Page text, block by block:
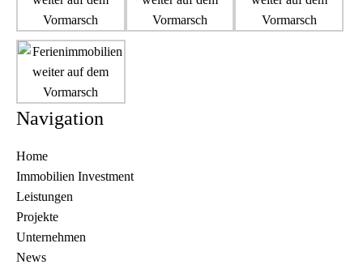
Navigation
Home
Immobilien Investment
Leistungen
Projekte
Unternehmen
News